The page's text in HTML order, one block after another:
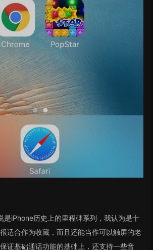
是iPhone历史上的里程碑系列，我认为是十
适合作为收藏，而且还能当作可以触屏的老
证基础通话功能的基础上，还支持一些音